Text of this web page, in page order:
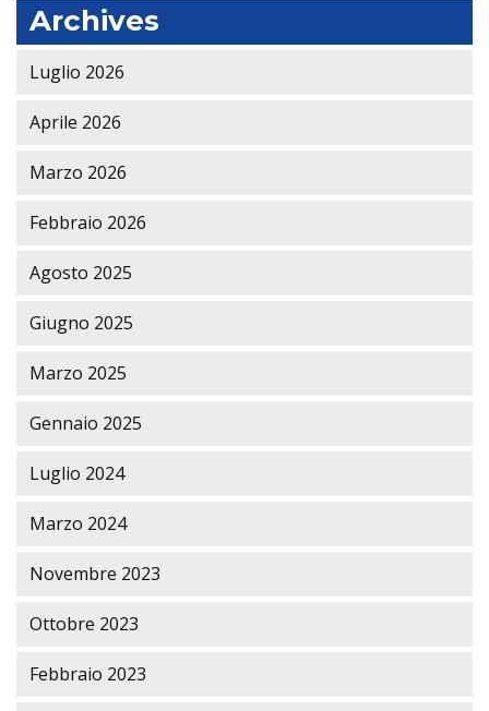
Archives
Luglio 2026
Aprile 2026
Marzo 2026
Febbraio 2026
Agosto 2025
Giugno 2025
Marzo 2025
Gennaio 2025
Luglio 2024
Marzo 2024
Novembre 2023
Ottobre 2023
Febbraio 2023